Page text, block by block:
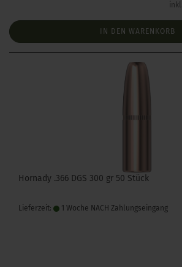
IN DEN WARENKORB
Hornady .366 DGS 300 gr 50 Stück
Lieferzeit: 1 Woche NACH Zahlungseingang